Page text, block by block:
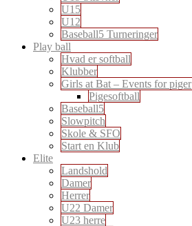
U15
U12
Baseball5 Turneringer
Play ball
Hvad er softball
Klubber
Girls at Bat – Events for piger
Pigesoftball
Baseball5
Slowpitch
Skole & SFO
Start en Klub
Elite
Landshold
Damer
Herrer
U22 Damer
U23 herre